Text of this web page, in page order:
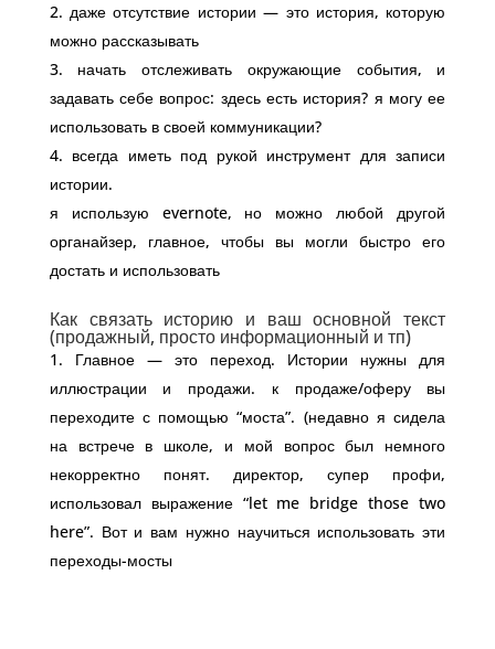
даже отсутствие истории — это история, которую
можно рассказывать
начать отслеживать окружающие события, и
задавать себе вопрос: здесь есть история? я могу ее
использовать в своей коммуникации?
всегда иметь под рукой инструмент для записи
истории.
я использую evernote, но можно любой другой
органайзер, главное, чтобы вы могли быстро его
достать и использовать
Как связать историю и ваш основной текст
(продажный, просто информационный и тп)
Главное — это переход. Истории нужны для
иллюстрации и продажи. к продаже/оферу вы
переходите с помощью “моста”. (недавно я сидела
на встрече в школе, и мой вопрос был немного
некорректно понят. директор, супер профи,
использовал выражение “let me bridge those two
here”. Вот и вам нужно научиться использовать эти
переходы-мосты